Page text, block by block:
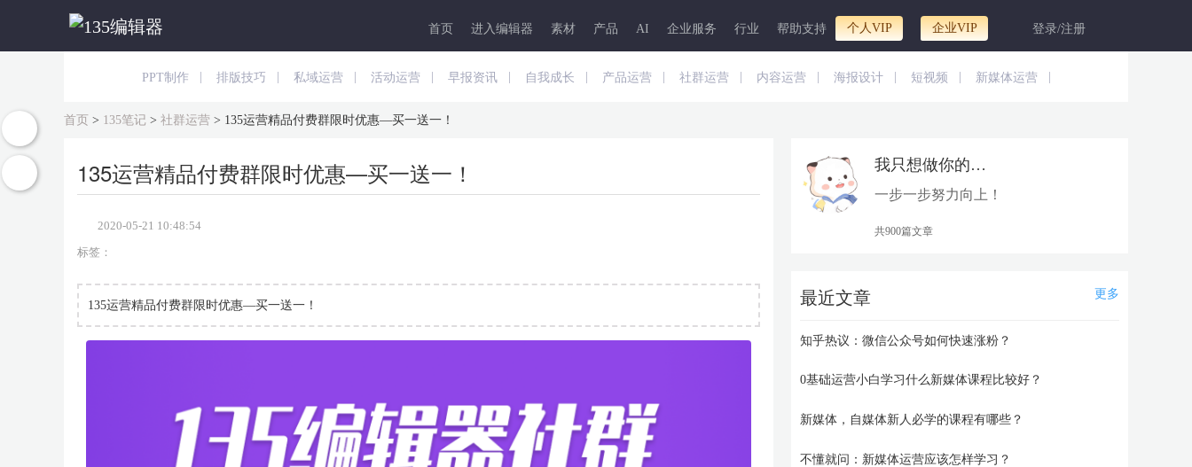
首页 进入编辑器 素材 产品 AI 企业服务 行业 帮助支持 个人VIP 企业VIP 登录/注册
PPT制作 排版技巧 私域运营 活动运营 早报资讯 自我成长 产品运营 社群运营 内容运营 海报设计 短视频 新媒体运营
首页 > 135笔记 > 社群运营 > 135运营精品付费群限时优惠—买一送一！
135运营精品付费群限时优惠—买一送一！
2020-05-21 10:48:54
标签：
135运营精品付费群限时优惠—买一送一！
我只想做你的太阳
一步一步努力向上！
共900篇文章
最近文章 更多
知乎热议：微信公众号如何快速涨粉？
0基础运营小白学习什么新媒体课程比较好？
新媒体，自媒体新人必学的课程有哪些？
不懂就问：新媒体运营应该怎样学习？